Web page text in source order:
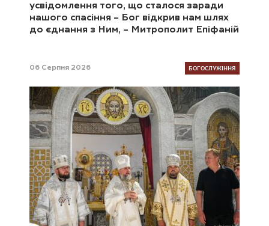
усвідомлення того, що сталося заради
нашого спасіння – Бог відкрив нам шлях
до єднання з Ним, – Митрополит Епіфаній
06 Серпня 2026 БОГОСЛУЖІННЯ